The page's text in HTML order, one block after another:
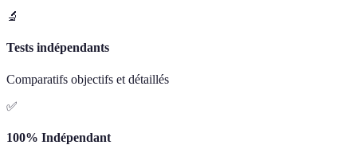
🔬
Tests indépendants
Comparatifs objectifs et détaillés
✅
100% Indépendant